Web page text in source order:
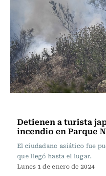
Detienen a turista
incendio en Parque
El ciudadano asiático fue
que llegó hasta el lugar.
Lunes 1 de enero de 2024